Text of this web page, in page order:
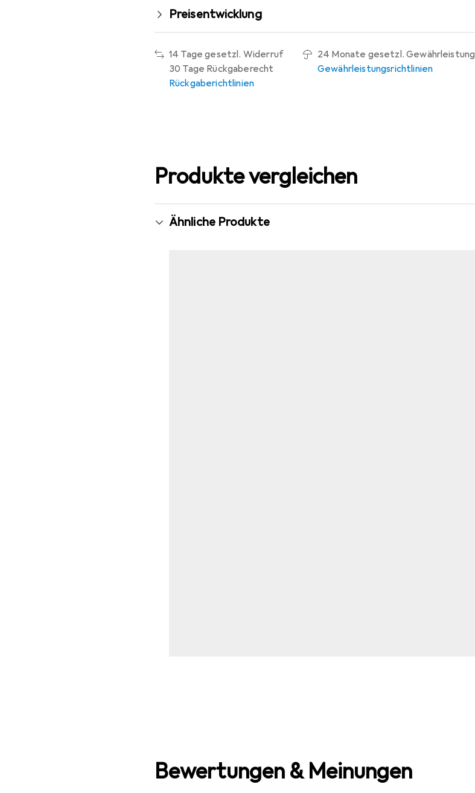
Preisentwicklung
14 Tage gesetzl. Widerruf
30 Tage Rückgaberecht
Rückgaberichtlinien
24 Monate gesetzl. Gewährleistung
Gewährleistungsrichtlinien
Produkte vergleichen
Ähnliche Produkte
Bewertungen & Meinungen